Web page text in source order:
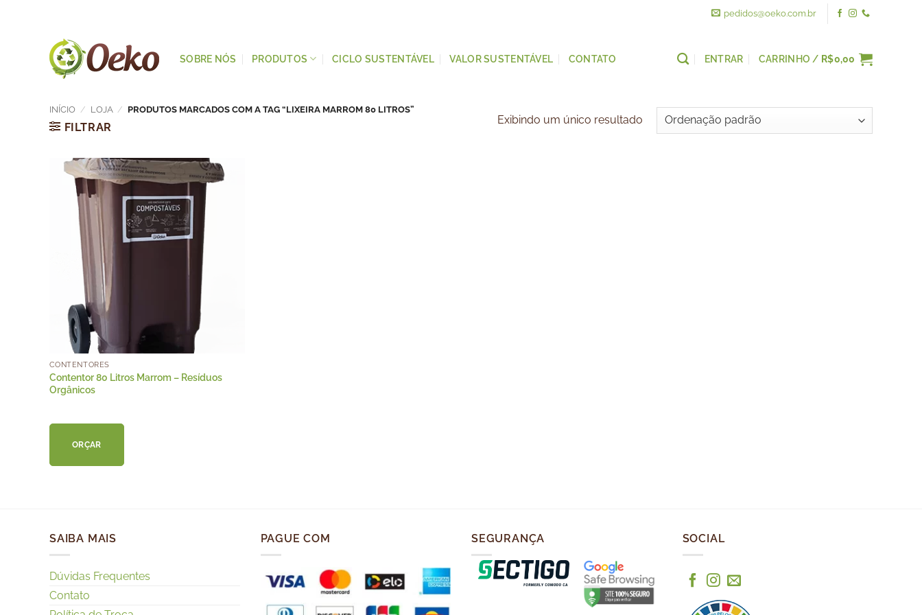
pedidos@oeko.com.br
SOBRE NÓS PRODUTOS CICLO SUSTENTÁVEL VALOR SUSTENTÁVEL CONTATO ENTRAR CARRINHO / R$0,00
INÍCIO / LOJA / PRODUTOS MARCADOS COM A TAG “LIXEIRA MARROM 80 LITROS”
FILTRAR
Exibindo um único resultado
CONTENTORES
Contentor 80 Litros Marrom – Resíduos
Orgânicos
ORÇAR
SAIBA MAIS
Dúvidas Frequentes
Contato
PAGUE COM SEGURANÇA SOCIAL